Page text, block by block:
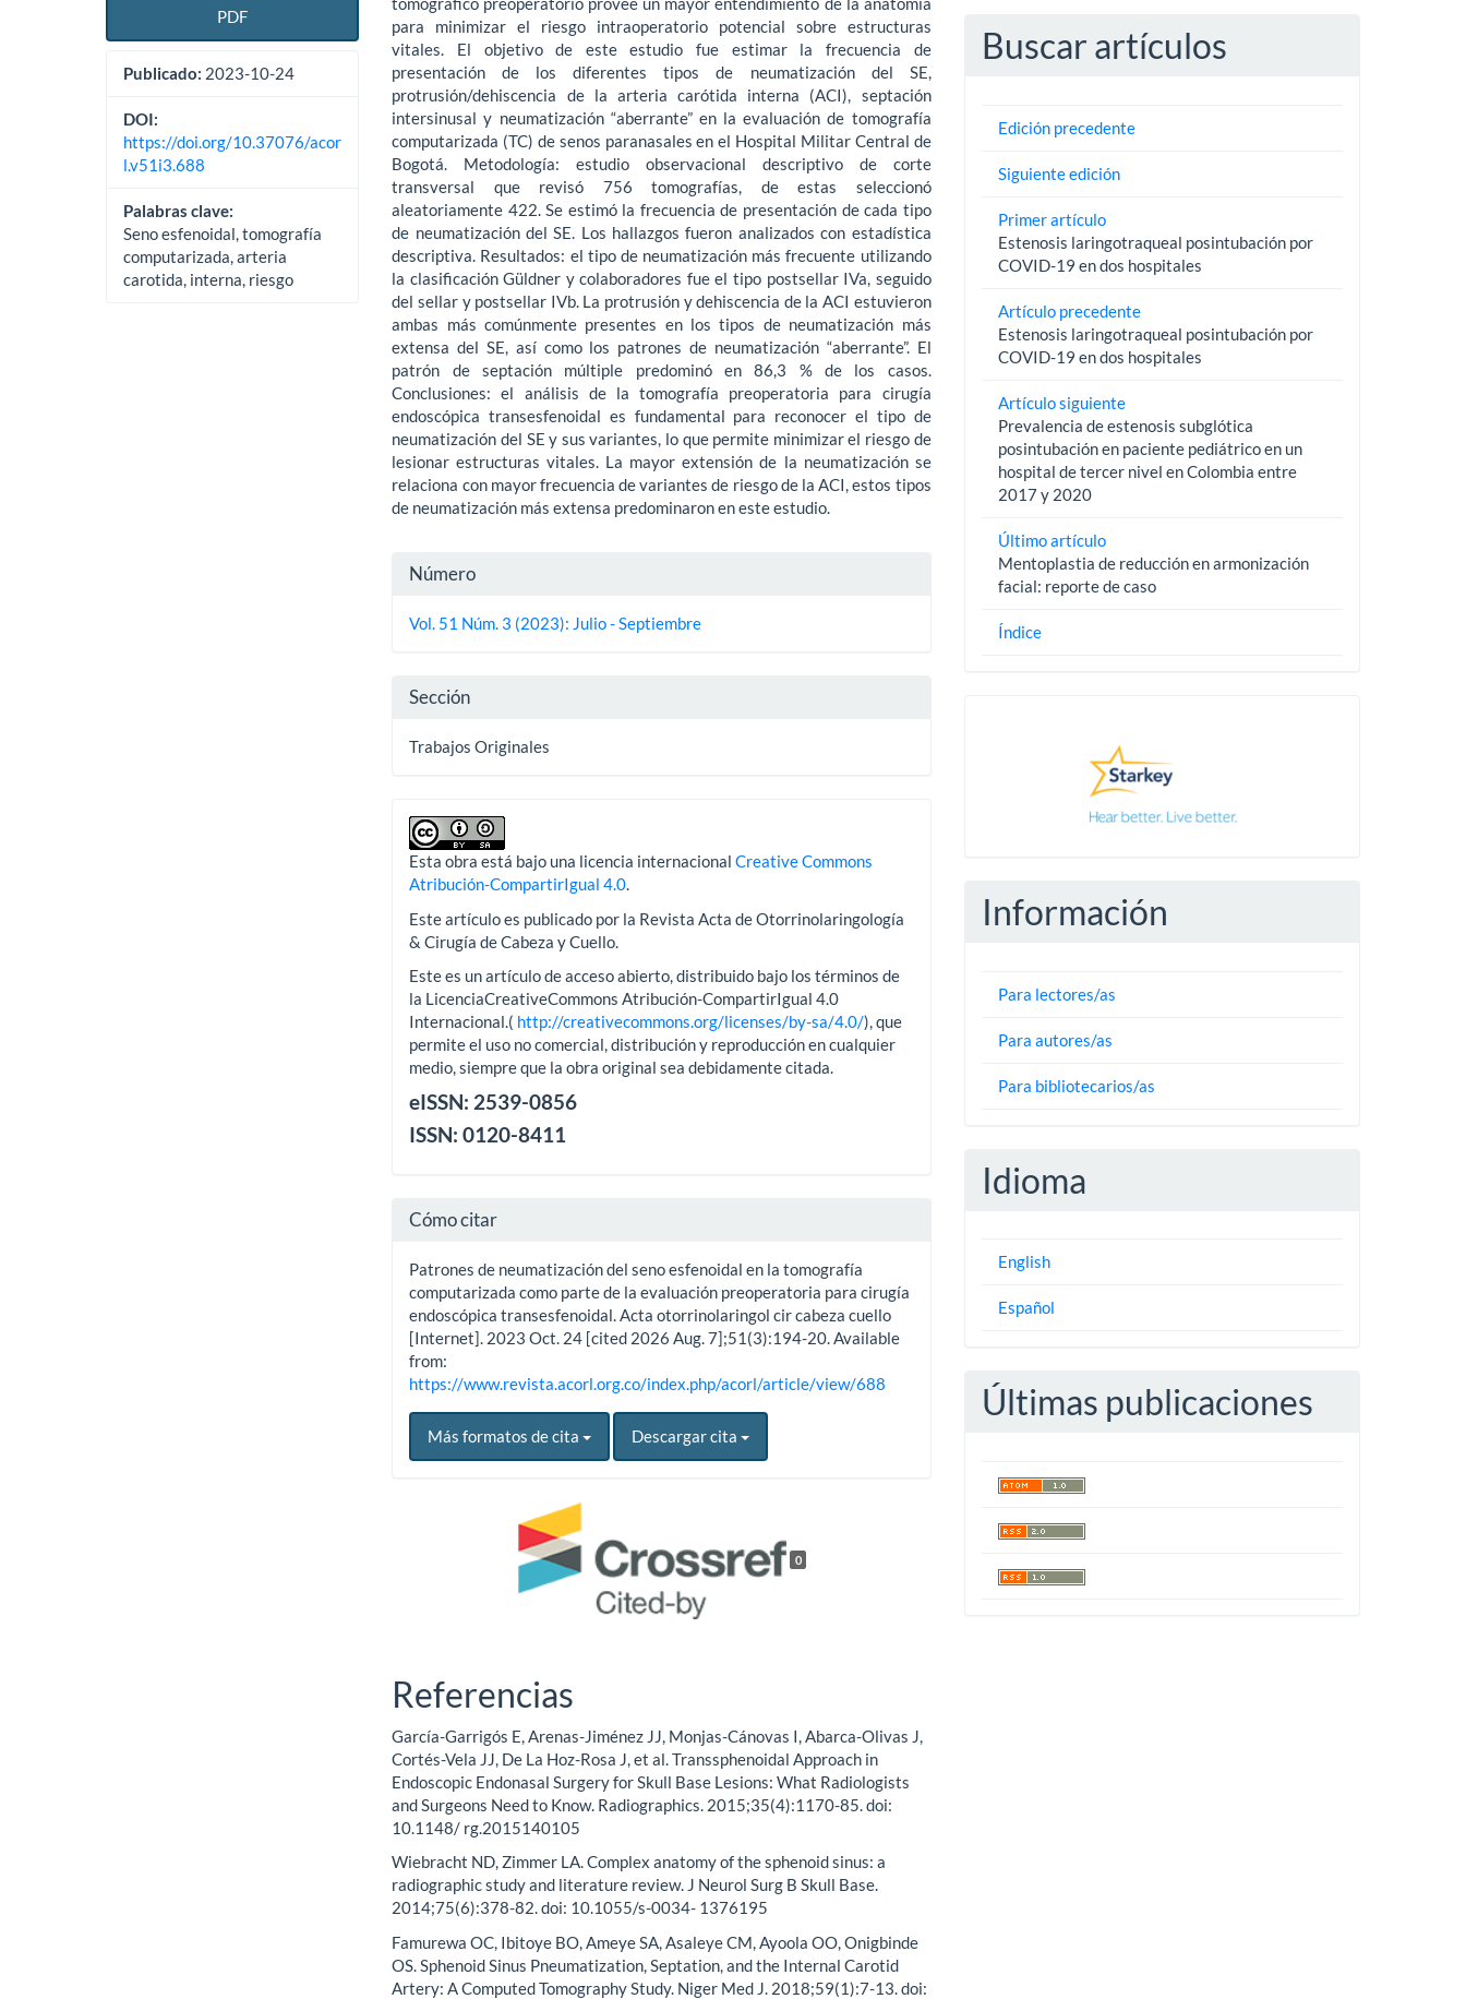
PDF
Publicado: 2023-10-24
DOI:
https://doi.org/10.37076/acor
l.v51i3.688
Palabras clave:
Seno esfenoidal, tomografía
computarizada, arteria
carotida, interna, riesgo
para minimizar el riesgo intraoperatorio potencial sobre estructuras
vitales. El objetivo de este estudio fue estimar la frecuencia de
presentación de los diferentes tipos de neumatización del SE,
protrusión/dehiscencia de la arteria carótida interna (ACI), septación
intersinusal y neumatización “aberrante” en la evaluación de tomografía
computarizada (TC) de senos paranasales en el Hospital Militar Central de
Bogotá. Metodología: estudio observacional descriptivo de corte
transversal que revisó 756 tomografías, de estas seleccionó
aleatoriamente 422. Se estimó la frecuencia de presentación de cada tipo
de neumatización del SE. Los hallazgos fueron analizados con estadística
descriptiva. Resultados: el tipo de neumatización más frecuente utilizando
la clasificación Güldner y colaboradores fue el tipo postsellar IVa, seguido
del sellar y postsellar IVb. La protrusión y dehiscencia de la ACI estuvieron
ambas más comúnmente presentes en los tipos de neumatización más
extensa del SE, así como los patrones de neumatización “aberrante”. El
patrón de septación múltiple predominó en 86,3 % de los casos.
Conclusiones: el análisis de la tomografía preoperatoria para cirugía
endoscópica transesfenoidal es fundamental para reconocer el tipo de
neumatización del SE y sus variantes, lo que permite minimizar el riesgo de
lesionar estructuras vitales. La mayor extensión de la neumatización se
relaciona con mayor frecuencia de variantes de riesgo de la ACI, estos tipos
de neumatización más extensa predominaron en este estudio.
Detalles
del
Número
Vol. 51 Núm. 3 (2023): Julio - Septiembre
Sección
Trabajos Originales
Esta obra está bajo una licencia internacionalCreative Commons
Atribución-CompartirIgual 4.0.
Este artículo es publicado por la Revista Acta de Otorrinolaringología
& Cirugía de Cabeza y Cuello.
Este es un artículo de acceso abierto, distribuido bajo los términos de
la LicenciaCreativeCommons Atribución-CompartirIgual 4.0
Internacional.( http://creativecommons.org/licenses/by-sa/4.0/), que
permite el uso no comercial, distribución y reproducción en cualquier
medio, siempre que la obra original sea debidamente citada.
eISSN: 2539-0856
ISSN: 0120-8411
Cómo citar
Patrones de neumatización del seno esfenoidal en la tomografía
computarizada como parte de la evaluación preoperatoria para cirugía
endoscópica transesfenoidal. Acta otorrinolaringol cir cabeza cuello
[Internet]. 2023 Oct. 24 [cited 2026 Aug. 7];51(3):194-20. Available
from:
https://www.revista.acorl.org.co/index.php/acorl/article/view/688
Más formatos de cita Descargar cita
0
Referencias
García-Garrigós E, Arenas-Jiménez JJ, Monjas-Cánovas I, Abarca-Olivas J,
Cortés-Vela JJ, De La Hoz-Rosa J, et al. Transsphenoidal Approach in
Endoscopic Endonasal Surgery for Skull Base Lesions: What Radiologists
and Surgeons Need to Know. Radiographics. 2015;35(4):1170-85. doi:
10.1148/ rg.2015140105
Wiebracht ND, Zimmer LA. Complex anatomy of the sphenoid sinus: a
radiographic study and literature review. J Neurol Surg B Skull Base.
2014;75(6):378-82. doi: 10.1055/s-0034- 1376195
Famurewa OC, Ibitoye BO, Ameye SA, Asaleye CM, Ayoola OO, Onigbinde
OS. Sphenoid Sinus Pneumatization, Septation, and the Internal Carotid
Artery: A Computed Tomography Study. Niger Med J. 2018;59(1):7-13. doi:
Buscar artículos
Edición precedente
Siguiente edición
Primer artículo
Estenosis laringotraqueal posintubación por
COVID-19 en dos hospitales
Artículo precedente
Estenosis laringotraqueal posintubación por
COVID-19 en dos hospitales
Artículo siguiente
Prevalencia de estenosis subglótica
posintubación en paciente pediátrico en un
hospital de tercer nivel en Colombia entre
2017 y 2020
Último artículo
Mentoplastia de reducción en armonización
facial: reporte de caso
Índice
Información
Para lectores/as
Para autores/as
Para bibliotecarios/as
Idioma
English
Español
Últimas publicaciones